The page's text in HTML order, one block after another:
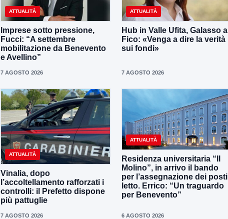
ATTUALITÀ
Imprese sotto pressione,
Fucci: “A settembre
mobilitazione da Benevento
e Avellino”
7 AGOSTO 2026
ATTUALITÀ
Hub in Valle Ufita, Galasso a
Fico: «Venga a dire la verità
sui fondi»
7 AGOSTO 2026
ATTUALITÀ
Vinalia, dopo
l’accoltellamento rafforzati i
controlli: il Prefetto dispone
più pattuglie
7 AGOSTO 2026
ATTUALITÀ
Residenza universitaria “Il
Molino”, in arrivo il bando
per l’assegnazione dei posti
letto. Errico: “Un traguardo
per Benevento”
6 AGOSTO 2026